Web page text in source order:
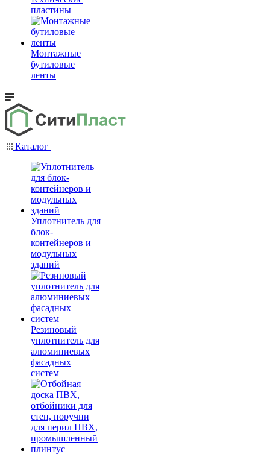
пластины
Монтажные
бутиловые
ленты
Каталог
Уплотнитель для
блок-
контейнеров и
модульных
зданий
Резиновый
уплотнитель для
алюминиевых
фасадных
систем